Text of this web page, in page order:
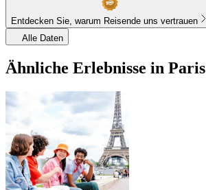
Entdecken Sie, warum Reisende uns vertrauen
Alle Daten
Ähnliche Erlebnisse in Paris